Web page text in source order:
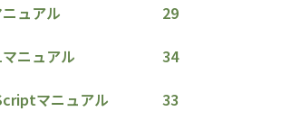
ュアル
29
ニュアル
34
マニュアル
33